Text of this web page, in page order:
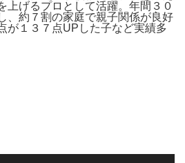
上げるプロとして活躍。年間３０
、約７割の家庭で親子関係が良好
が１３７点UPした子など実績多